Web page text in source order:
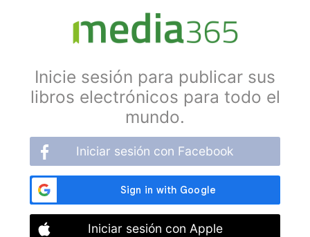
Inicie sesión para publicar sus
libros electrónicos para todo el
mundo.
Iniciar sesión con Facebook
Iniciar sesión con Apple